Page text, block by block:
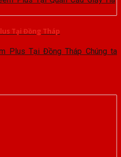
Tại Đồng Tháp
Plus Tại Đồng Tháp Chúng ta